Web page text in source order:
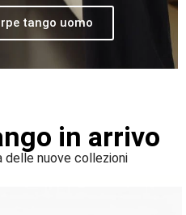
tango uomo
in arrivo
delle nuove collezioni